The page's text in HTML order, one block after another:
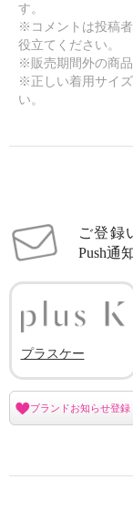
す。
※コメントは投稿
役立てください。
※販売期間外の商品
※正しい着用サイ
い。
ご登録
Push通
プラスケー
ブランドお知らせ登録